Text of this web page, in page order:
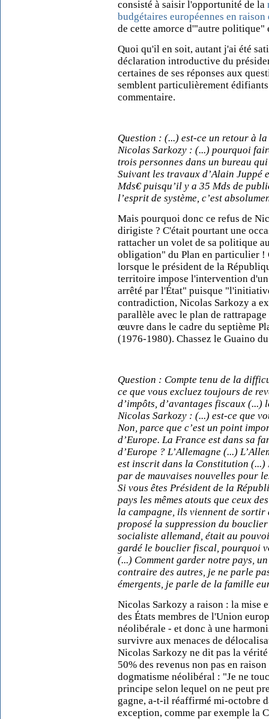
consisté à saisir l'opportunité de la
budgétaires européennes en raison
de cette amorce d'"autre politique"
Quoi qu'il en soit, autant j'ai été
déclaration introductive du
certaines de ses réponses aux
semblent particulièrement
commentaire.
Question : (...) est-ce un retour à
Nicolas Sarkozy : (...) pourquoi
trois personnes dans un bureau
Suivant les travaux d’Alain Juppé
Mds€ puisqu’il y a 35 Mds de
l’esprit de système, c’est
Mais pourquoi donc ce refus de
dirigiste ? C'était pourtant une
rattacher un volet de sa politique
obligation" du Plan en particulier
lorsque le président de la
territoire impose l'intervention
arrêté par l'État" puisque
contradiction, Nicolas Sarkozy a
parallèle avec le plan de
œuvre dans le cadre du septième
(1976-1980). Chassez le Guaino
Question : Compte tenu de la
ce que vous excluez toujours de
d’impôts, d’avantages fiscaux
Nicolas Sarkozy : (...) est-ce que
Non, parce que c’est un point
d’Europe. La France est dans sa
d’Europe ? L’Allemagne (...)
est inscrit dans la Constitution
par de mauvaises nouvelles pour
Si vous êtes Président de la
pays les mêmes atouts que ceux
la campagne, ils viennent de
proposé la suppression du
socialiste allemand, était au
gardé le bouclier fiscal, pourquoi
(...) Comment garder notre pays,
contraire des autres, je ne parle
émergents, je parle de la famille
Nicolas Sarkozy a raison : la mise
des États membres de l'Union
néolibérale - et donc à une
survivre aux menaces de
Nicolas Sarkozy ne dit pas la
50% des revenus non pas en
dogmatisme néolibéral : "Je ne
principe selon lequel on ne peut
gagne, a-t-il réaffirmé mi-octobre
exception, comme par exemple la